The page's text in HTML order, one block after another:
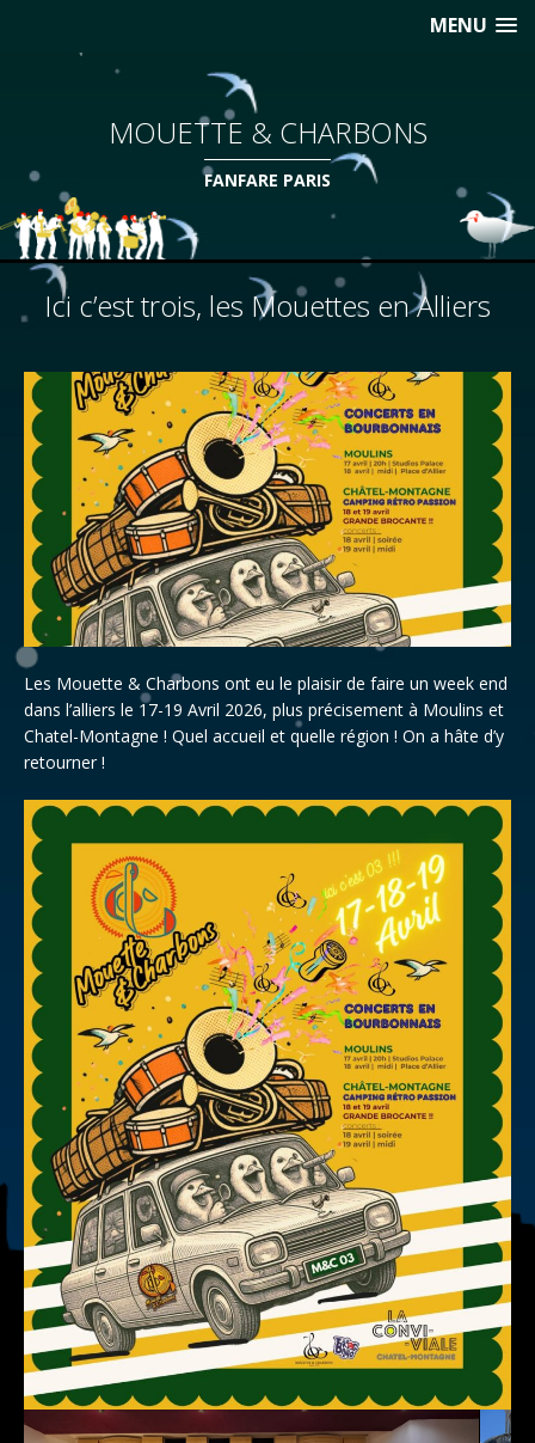
MENU
MOUETTE & CHARBONS
FANFARE PARIS
Ici c’est trois, les Mouettes en Alliers
Les Mouette & Charbons ont eu le plaisir de faire un week end
dans l’alliers le 17-19 Avril 2026, plus précisement à Moulins et
Chatel-Montagne ! Quel accueil et quelle région ! On a hâte d’y
retourner !